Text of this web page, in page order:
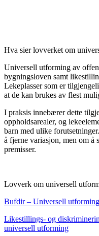
Hva sier lovverket om
Universell utforming av
bygningsloven samt
Lekeplasser som er
at de kan brukes av flest
I praksis innebærer dette
oppholdsarealer, og
barn med ulike
å fjerne variasjon, men om å
premisser.
Lovverk om universell
Bufdir – Universell
Likestillings- og
universell utforming